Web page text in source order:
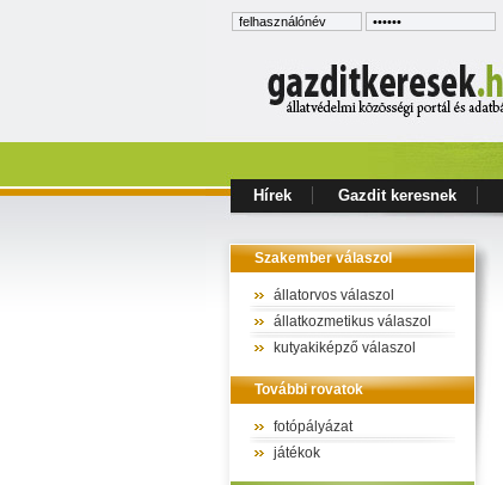
Hírek Gazdit keresnek
Szakember válaszol
állatorvos válaszol
állatkozmetikus válaszol
kutyakiképző válaszol
További rovatok
fotópályázat
játékok